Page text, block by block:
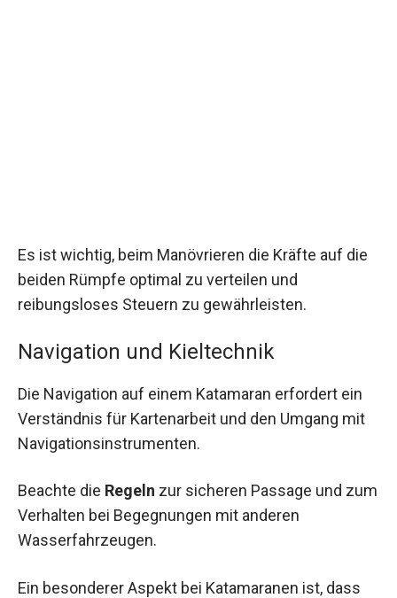
Es ist wichtig, beim Manövrieren die Kräfte auf die
beiden Rümpfe optimal zu verteilen und
reibungsloses Steuern zu gewährleisten.
Navigation und Kieltechnik
Die Navigation auf einem Katamaran erfordert ein
Verständnis für Kartenarbeit und den Umgang mit
Navigationsinstrumenten.
Beachte die Regeln zur sicheren Passage und zum
Verhalten bei Begegnungen mit anderen
Wasserfahrzeugen.
Ein besonderer Aspekt bei Katamaranen ist, dass